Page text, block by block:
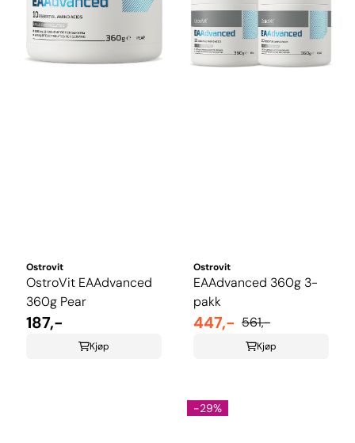
Ostrovit
OstroVit EAAdvanced
360g Pear
187,-
Kjøp
Ostrovit
EAAdvanced 360g 3-
pakk
447,- 561,-
Kjøp
-29%